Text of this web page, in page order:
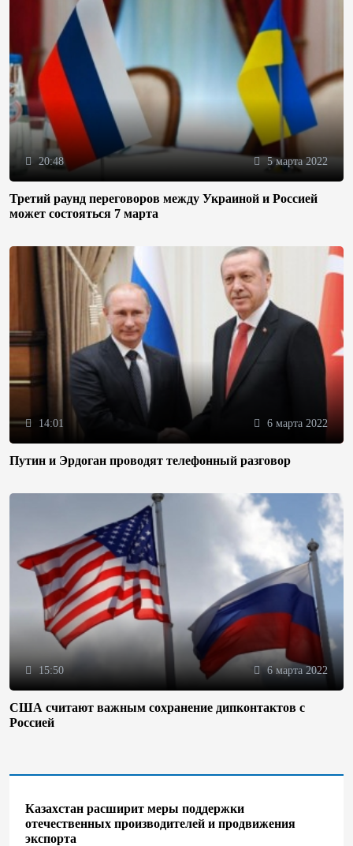
20:48 5 марта 2022
Третий раунд переговоров между Украиной и Россией
может состояться 7 марта
14:01 6 марта 2022
Путин и Эрдоган проводят телефонный разговор
15:50 6 марта 2022
США считают важным сохранение дипконтактов с
Россией
Казахстан расширит меры поддержки
отечественных производителей и продвижения
экспорта